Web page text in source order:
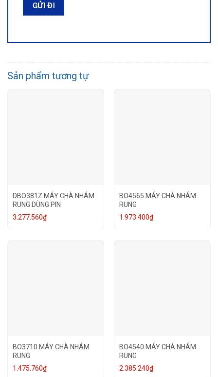
Sản phẩm tương tự
DBO381Z MÁY CHÀ NHÁM
RUNG DÙNG PIN
3.277.560₫
BO4565 MÁY CHÀ NHÁM
RUNG
1.973.400₫
BO3710 MÁY CHÀ NHÁM
RUNG
1.475.760₫
BO4540 MÁY CHÀ NHÁM
RUNG
2.385.240₫